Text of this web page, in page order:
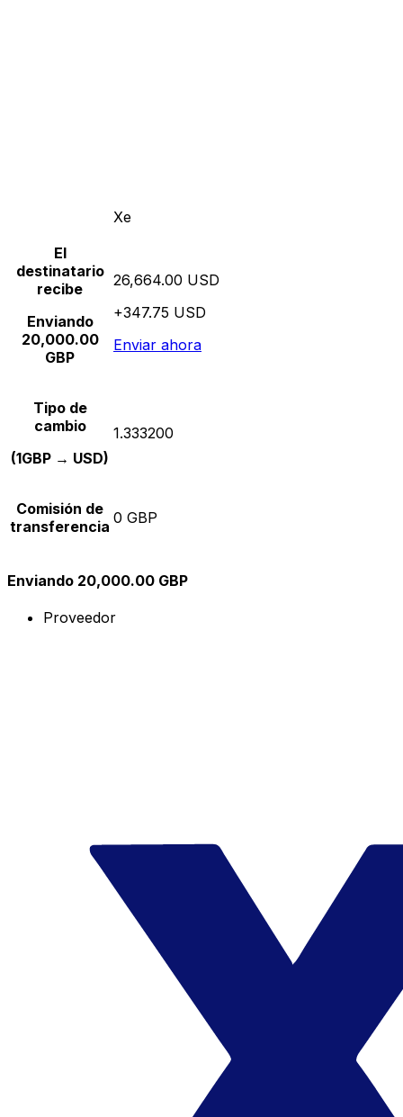
Xe
El
destinatario
recibe
Enviando
20,000.00
GBP
26,664.00 USD
+347.75 USD
Enviar ahora
Tipo de
cambio
(1GBP → USD)
1.333200
Comisión de
transferencia 0 GBP
Enviando 20,000.00 GBP
Proveedor